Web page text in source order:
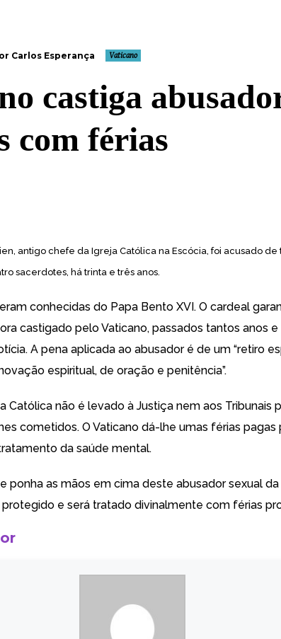
Carlos Esperança Vaticano
castiga
com férias
antigo chefe da Igreja Católica na Escócia, foi acusado de
sacerdotes, há trinta e três anos.
conhecidas do Papa Bento XVI. O cardeal
castigado pelo Vaticano, passados tantos anos
A pena aplicada ao abusador é de um “retiro
espiritual, de oração e penitência”.
Católica não é levado à Justiça nem aos Tribunais
cometidos. O Vaticano dá-lhe umas férias pagas
da saúde mental.
ponha as mãos em cima deste abusador sexual
e será tratado divinalmente com férias